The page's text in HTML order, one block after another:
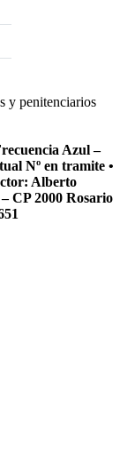
y penitenciarios
Azul –
Nº en tramite •
Alberto
CP 2000 Rosario